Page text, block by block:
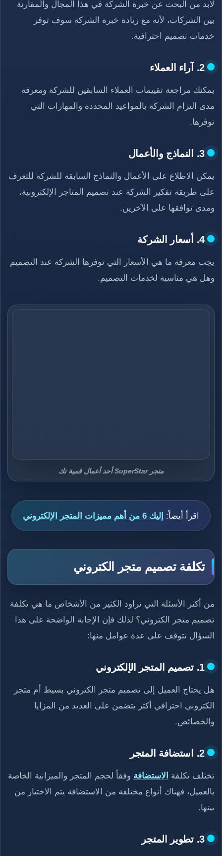
لابد من البحث عن خبرة الشركة في هذا المجال والمقارنة
بين الشركات، لأنه مع زيادة خبرة الشركة سوف توفر
خدمات تصميم احترافية.
2. آراء العملاء
يمكنك مراجعة تقييمات العملاء السابقين للشركة ومعرفة
مدى التزام الشركة بالمواعيد المحددة والمهارات التي
توفرها.
3. النماذج والأعمال
يمكن الاطلاع على الأعمال والنماذج السابقة للشركة للتعرف
على طريقة تفكير الشركة عند تصميم المتاجر الإلكترونية،
ومدى توافقها على الآخرين.
4. أسعار الشركة
يجب معرفة ما هي الأسعار التي توفرها الشركة عند التصميم
وهل هي مناسبة لخدمات التصميم.
متجر SuperStar أحد أعمال قمية تك
اقرأ أيضاً: إليك 6 من أهم مميزات المتجر الإلكتروني
تكلفة تصميم متجر الكتروني
من أكثر الأسئلة التي تراود الكثير من الأشخاص ما هي تكلفة
تصميم متجر الكتروني؟ لذلك فإن الإجابة الواضحة على هذا
السؤال تتوقف على عدة عوامل منها:
1. تصميم المتجر الإلكتروني
هل يحتاج العميل إلى تصميم متجر الكتروني بسيط أم متجر
الكتروني احترافي أكثر يتضمن على العديد من المزايا
والخصائص.
2. استضافة المتجر
تختلف تكلفة الاستضافة وفقاً لحجم المتجر والميزانية الخاصة
بالعميل، فهناك أنواع مختلفة من الاستضافة يتم الاختيار من
بينها.
3. تطوير المتجر